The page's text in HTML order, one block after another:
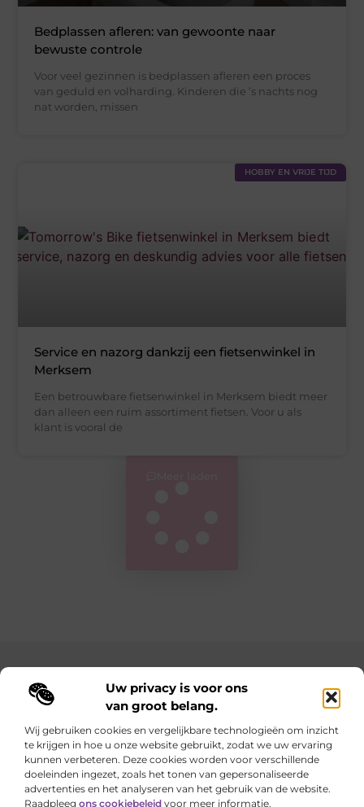
Uw privacy is voor ons
van groot belang.
Wij gebruiken cookies en vergelijkbare technologieën om inzicht
te krijgen in hoe u onze website gebruikt, zodat we uw ervaring
kunnen verbeteren. Deze cookies worden voor verschillende
doeleinden ingezet, zoals het tonen van gepersonaliseerde
advertenties en het analyseren van het gebruik van de website.
Raadpleeg ons cookiebeleid voor meer informatie.
Bedplassen afleren: van gewoonte naar
bewuste controle
Voor veel gezinnen is bedplassen afleren een proces
van geduld en volharding. Kinderen die ’s nachts nog
nat worden, missen
HOBBY EN VRIJE TIJD
Service en nazorg dankzij een fietsenwinkel in
Merksem
Een betrouwbare fietsenwinkel in Merksem biedt meer
dan alleen een ruim assortiment fietsen. Voor u als
klant is vooral de
Main Links
Elke dag iets nieuws op lindart.be
Laat je verrassen door creatieve blogs vol inspiratie,